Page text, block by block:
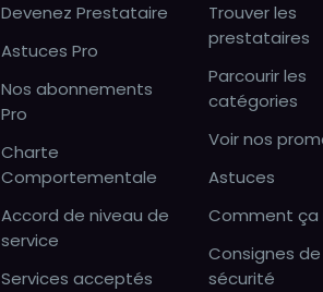
Devenez Prestataire
Astuces Pro
Nos abonnements
Pro
Charte
Comportementale
Accord de niveau de
service
Services acceptés
Trouver les
prestataires
Parcourir les
catégories
Voir nos
Astuces
Comment ça
Consignes de
sécurité